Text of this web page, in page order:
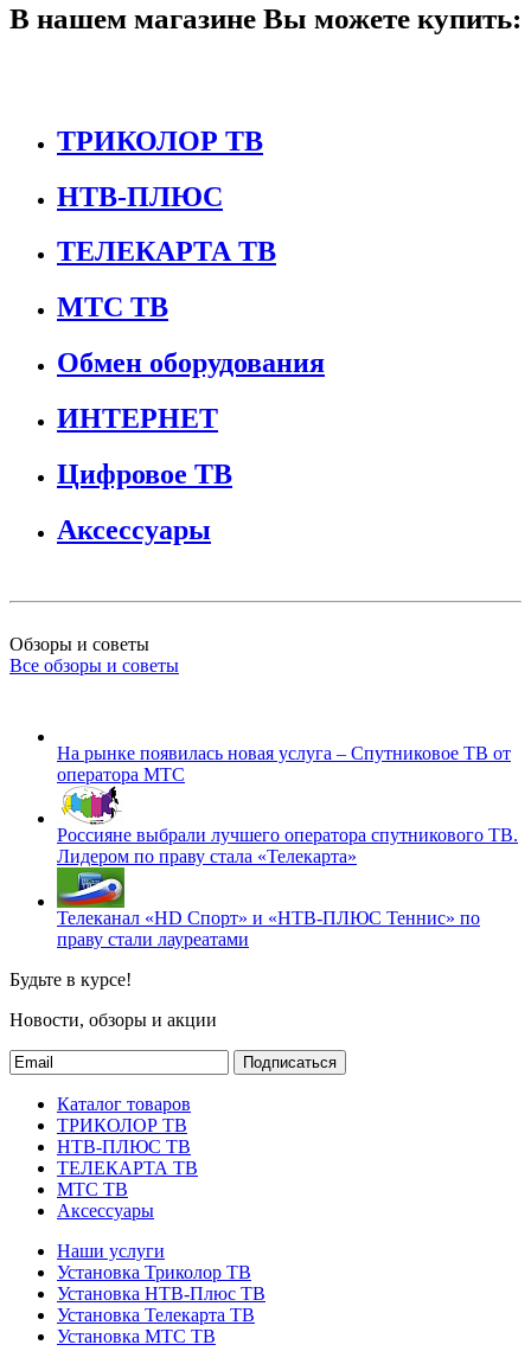
В нашем магазине Вы можете купить:
ТРИКОЛОР ТВ
НТВ-ПЛЮС
ТЕЛЕКАРТА ТВ
МТС ТВ
Обмен оборудования
ИНТЕРНЕТ
Цифровое ТВ
Аксессуары
Обзоры и советы
Все обзоры и советы
На рынке появилась новая услуга – Спутниковое ТВ от
оператора МТС
Россияне выбрали лучшего оператора спутникового ТВ.
Лидером по праву стала «Телекарта»
Телеканал «HD Спорт» и «НТВ-ПЛЮС Теннис» по
праву стали лауреатами
Будьте в курсе!
Новости, обзоры и акции
Подписаться
Каталог товаров
ТРИКОЛОР ТВ
НТВ-ПЛЮС ТВ
ТЕЛЕКАРТА ТВ
МТС ТВ
Аксессуары
Наши услуги
Установка Триколор ТВ
Установка НТВ-Плюс ТВ
Установка Телекарта ТВ
Установка МТС ТВ